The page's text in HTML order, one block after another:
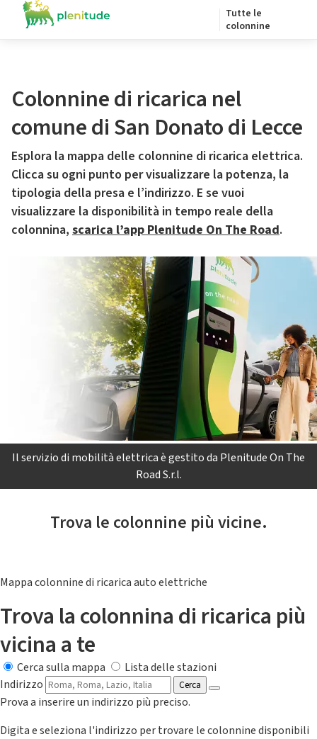
Tutte le
colonnine
Colonnine di ricarica nel
comune di San Donato di Lecce
Esplora la mappa delle colonnine di ricarica elettrica.
Clicca su ogni punto per visualizzare la potenza, la
tipologia della presa e l’indirizzo. E se vuoi
visualizzare la disponibilità in tempo reale della
colonnina, scarica l’app Plenitude On The Road.
Il servizio di mobilità elettrica è gestito da Plenitude On The
Road S.r.l.
Trova le colonnine più vicine.
Mappa colonnine di ricarica auto elettriche
Trova la colonnina di ricarica più
vicina a te
Cerca sulla mappa
Lista delle stazioni
Indirizzo
Cerca
Prova a inserire un indirizzo più preciso.
Digita e seleziona l'indirizzo per trovare le colonnine disponibili